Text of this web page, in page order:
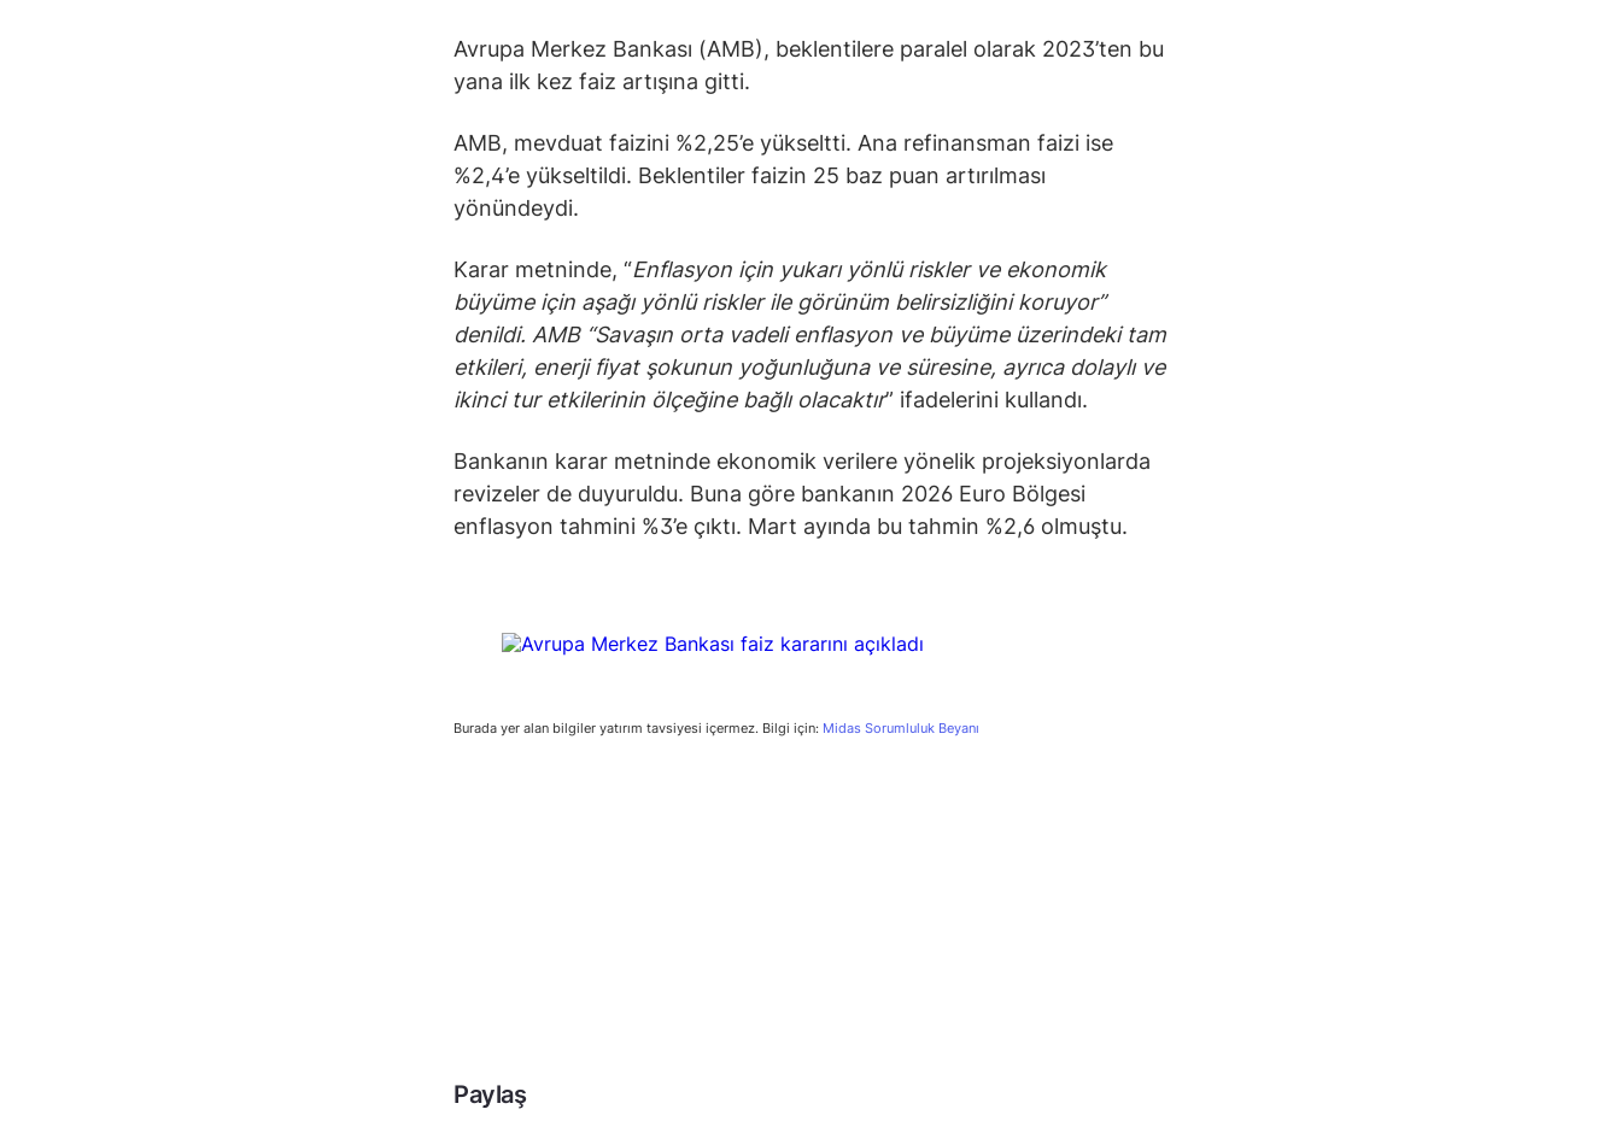
Avrupa Merkez Bankası (AMB), beklentilere paralel olarak 2023’ten bu
yana ilk kez faiz artışına gitti.
AMB, mevduat faizini %2,25’e yükseltti. Ana refinansman faizi ise
%2,4’e yükseltildi. Beklentiler faizin 25 baz puan artırılması
yönündeydi.
Karar metninde, “Enflasyon için yukarı yönlü riskler ve ekonomik
büyüme için aşağı yönlü riskler ile görünüm belirsizliğini koruyor”
denildi. AMB “Savaşın orta vadeli enflasyon ve büyüme üzerindeki tam
etkileri, enerji fiyat şokunun yoğunluğuna ve süresine, ayrıca dolaylı ve
ikinci tur etkilerinin ölçeğine bağlı olacaktır” ifadelerini kullandı.
Bankanın karar metninde ekonomik verilere yönelik projeksiyonlarda
revizeler de duyuruldu. Buna göre bankanın 2026 Euro Bölgesi
enflasyon tahmini %3’e çıktı. Mart ayında bu tahmin %2,6 olmuştu.
Burada yer alan bilgiler yatırım tavsiyesi içermez. Bilgi için: Midas Sorumluluk Beyanı
Paylaş